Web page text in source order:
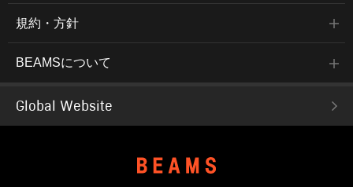
規約・方針
BEAMSについて
Global Website